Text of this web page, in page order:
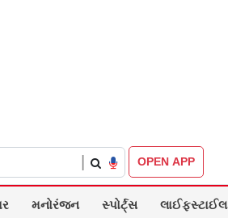
OPEN APP
મનોરંજન સ્પોર્ટ્સ લાઈફસ્ટાઈલ